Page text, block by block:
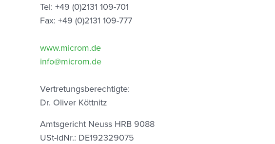
Tel: +49 (0)2131 109-701
Fax: +49 (0)2131 109-777
www.microm.de
info@microm.de
Vertretungsberechtigte:
Dr. Oliver Köttnitz
Amtsgericht Neuss HRB 9088
USt-IdNr.: DE192329075